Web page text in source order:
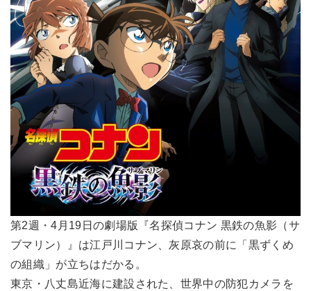
第2週・4月19日の劇場版『名探偵コナン 黒鉄の魚影（サ
ブマリン）』は江戸川コナン、灰原哀の前に「黒ずくめ
の組織」が立ちはだかる。
東京・八丈島近海に建設された、世界中の防犯カメラを